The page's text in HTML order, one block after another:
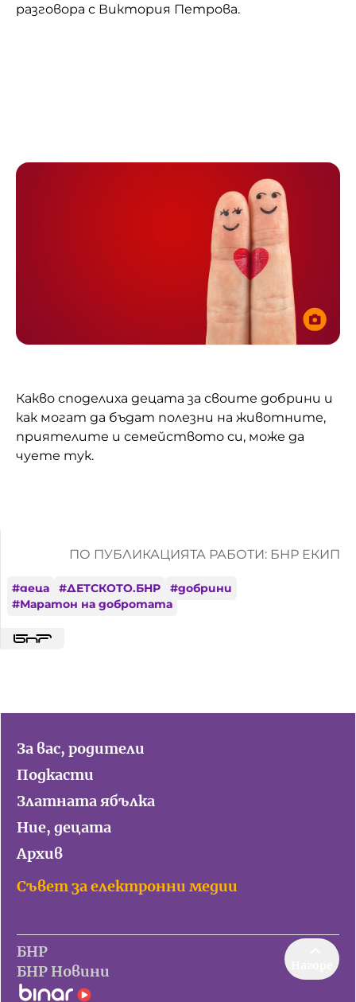
разговора с Виктория Петрова.
Какво споделиха децата за своите добрини и
как могат да бъдат полезни на животните,
приятелите и семейството си, може да
чуете тук.
ПО ПУБЛИКАЦИЯТА РАБОТИ: БНР ЕКИП
#деца #ДЕТСКОТО.БНР #добрини
#Маратон на добротата
За вас, родители
Подкасти
Златната ябълка
Ние, децата
Архив
Съвет за електронни медии
БНР
БНР Новини